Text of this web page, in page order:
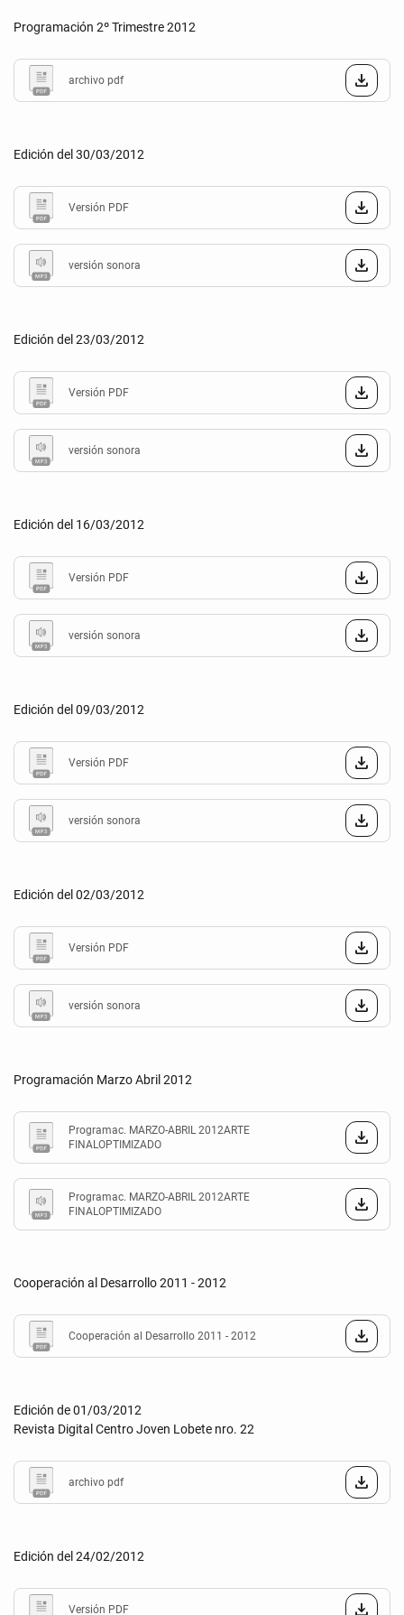
Programación 2º Trimestre 2012
archivo pdf
Edición del 30/03/2012
Versión PDF
versión sonora
Edición del 23/03/2012
Versión PDF
versión sonora
Edición del 16/03/2012
Versión PDF
versión sonora
Edición del 09/03/2012
Versión PDF
versión sonora
Edición del 02/03/2012
Versión PDF
versión sonora
Programación Marzo Abril 2012
Programac. MARZO-ABRIL 2012ARTE
FINALOPTIMIZADO
Programac. MARZO-ABRIL 2012ARTE
FINALOPTIMIZADO
Cooperación al Desarrollo 2011 - 2012
Cooperación al Desarrollo 2011 - 2012
Edición de 01/03/2012
Revista Digital Centro Joven Lobete nro. 22
archivo pdf
Edición del 24/02/2012
Versión PDF